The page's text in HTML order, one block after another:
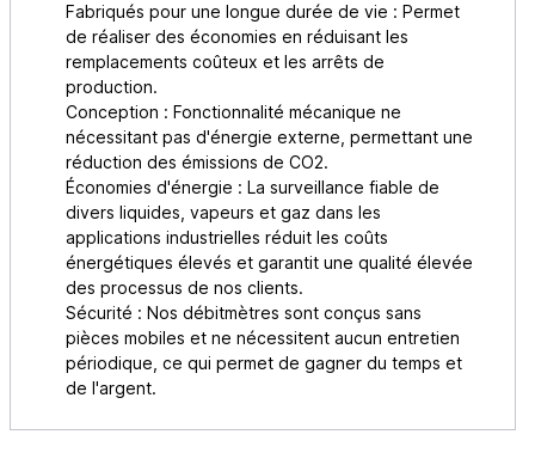
Fabriqués pour une longue durée de vie : Permet
de réaliser des économies en réduisant les
remplacements coûteux et les arrêts de
production.
Conception : Fonctionnalité mécanique ne
nécessitant pas d'énergie externe, permettant une
réduction des émissions de CO2.
Économies d'énergie : La surveillance fiable de
divers liquides, vapeurs et gaz dans les
applications industrielles réduit les coûts
énergétiques élevés et garantit une qualité élevée
des processus de nos clients.
Sécurité : Nos débitmètres sont conçus sans
pièces mobiles et ne nécessitent aucun entretien
périodique, ce qui permet de gagner du temps et
de l'argent.